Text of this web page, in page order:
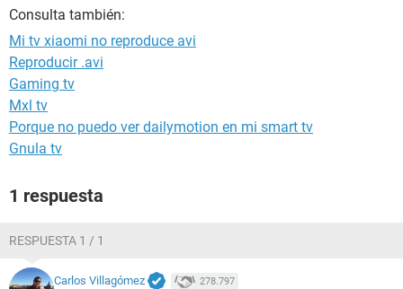
Consulta también:
Mi tv xiaomi no reproduce avi
Reproducir .avi
Gaming tv
Mxl tv
Porque no puedo ver dailymotion en mi smart tv
Gnula tv
1 respuesta
RESPUESTA 1 / 1
Carlos Villagómez 278.797